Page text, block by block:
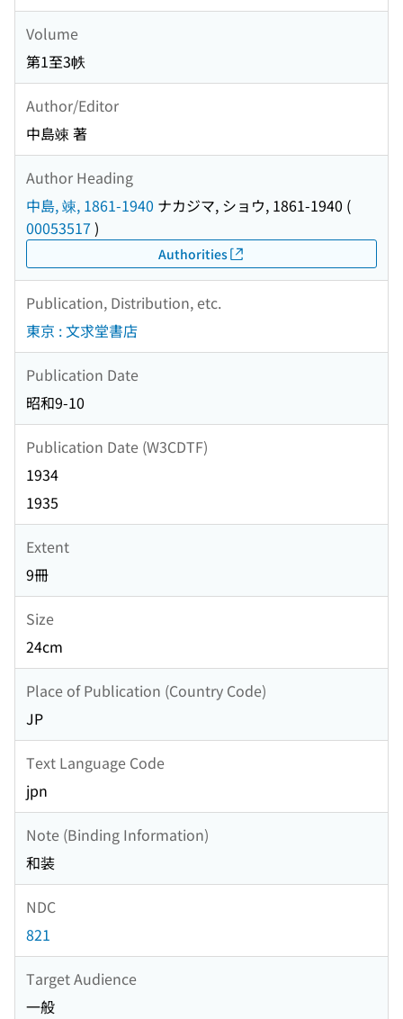
Volume
第1至3帙
Author/Editor
中島竦 著
Author Heading
中島, 竦, 1861-1940 ナカジマ, ショウ, 1861-1940 (
00053517 )
Authorities
Publication, Distribution, etc.
東京 : 文求堂書店
Publication Date
昭和9-10
Publication Date (W3CDTF)
1934
1935
Extent
9冊
Size
24cm
Place of Publication (Country Code)
JP
Text Language Code
jpn
Note (Binding Information)
和装
NDC
821
Target Audience
一般